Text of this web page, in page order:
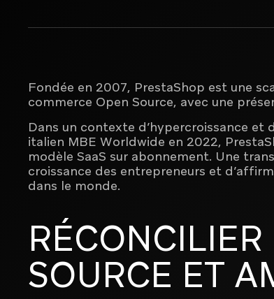
Fondée en 2007, PrestaShop est une
commerce Open Source, avec une
Dans un contexte d’hypercroissance et
italien MBE Worldwide en 2022,
modèle SaaS sur abonnement. Une
croissance des entrepreneurs et
dans le monde.
SOURCE ET